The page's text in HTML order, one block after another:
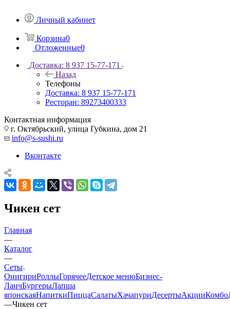
Личный кабинет
Корзина0
Отложенные0
Доставка: 8 937 15-77-171
Назад
Телефоны
Доставка: 8 937 15-77-171
Ресторан: 89273400333
Контактная информация
г. Октябрьский, улица Губкина, дом 21
info@s-sushi.ru
Вконтакте
Чикен сет
Главная
—
Каталог
—
Сеты
ОнигириРоллыГорячееДетское менюБизнес-
ЛанчБургерыЛапша
японскаяНапиткиПиццаСалатыХачапуриДесертыАкцииКомбо
—Чикен сет